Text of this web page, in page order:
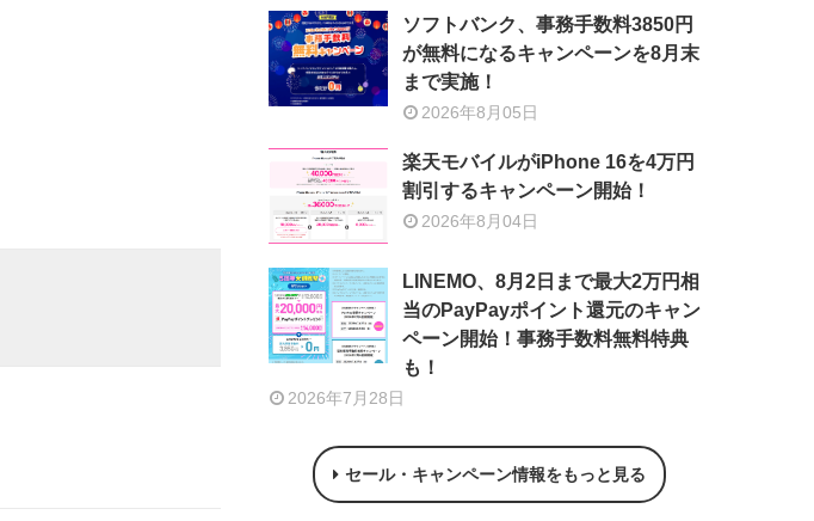
ソフトバンク、事務手数料3850円
が無料になるキャンペーンを8月末
まで実施！
2026年8月05日
楽天モバイルがiPhone 16を4万円
割引するキャンペーン開始！
2026年8月04日
LINEMO、8月2日まで最大2万円相
当のPayPayポイント還元のキャン
ペーン開始！事務手数料無料特典
も！
2026年7月28日
セール・キャンペーン情報をもっと見る